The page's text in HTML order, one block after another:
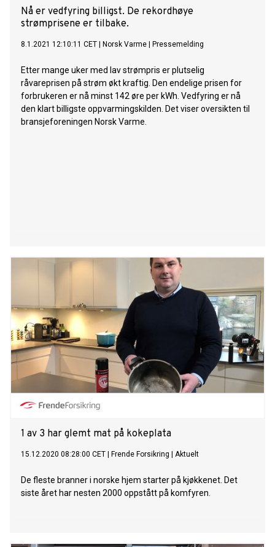
Nå er vedfyring billigst. De rekordhøye
strømprisene er tilbake.
8.1.2021 12:10:11 CET Norsk Varme Pressemelding
Etter mange uker med lav strømpris er plutselig
råvareprisen på strøm økt kraftig. Den endelige prisen for
forbrukeren er nå minst 142 øre per kWh. Vedfyring er nå
den klart billigste oppvarmingskilden. Det viser oversikten til
bransjeforeningen Norsk Varme.
1 av 3 har glemt mat på kokeplata
15.12.2020 08:28:00 CET Frende Forsikring Aktuelt
De fleste branner i norske hjem starter på kjøkkenet. Det
siste året har nesten 2000 oppstått på komfyren.